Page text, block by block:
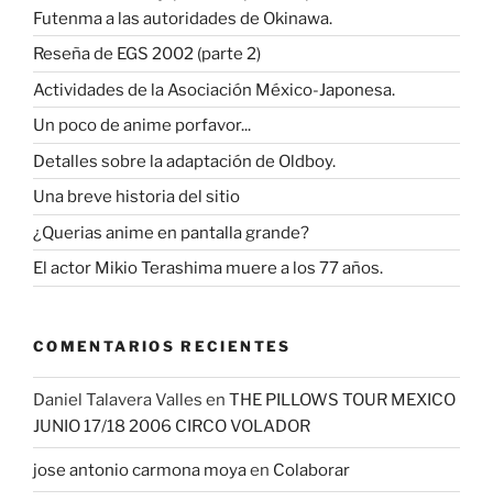
Futenma a las autoridades de Okinawa.
Reseña de EGS 2002 (parte 2)
Actividades de la Asociación México-Japonesa.
Un poco de anime porfavor...
Detalles sobre la adaptación de Oldboy.
Una breve historia del sitio
¿Querias anime en pantalla grande?
El actor Mikio Terashima muere a los 77 años.
COMENTARIOS RECIENTES
Daniel Talavera Valles en THE PILLOWS TOUR MEXICO
JUNIO 17/18 2006 CIRCO VOLADOR
jose antonio carmona moyaen Colaborar